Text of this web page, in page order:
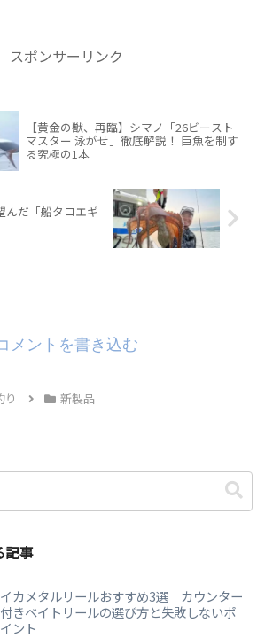
スポンサーリンク
【黄金の獣、再臨】シマノ「26ビースト
マスター 泳がせ」徹底解説！ 巨魚を制す
る究極の1本
んだ「船タコエギ
メントを書き込む
り 新製品
記事
イカメタルリールおすすめ3選｜カウンター
付きベイトリールの選び方と失敗しないポ
イント